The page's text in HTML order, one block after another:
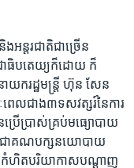
អន្តរជាតិ​ជា​ច្រើន​
ាធិបតេយ្យ​ក៏​ដោយ ក៏​
ាយករដ្ឋមន្ត្រី ​ហ៊ុន សែន
េល​ជាង​៣​ទសវត្សរ៍​នៃ​ការ​
ើប្រាស់​គ្រប់​មធ្យោបាយ​
ជា​គណបក្ស​នយោបាយ​
កំហិត​បរិយាកាស​បណ្តាញ​